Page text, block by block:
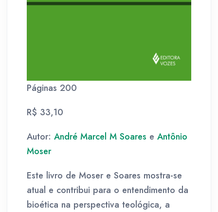
Páginas 200
R$ 33,10
Autor: André Marcel M Soares e Antônio
Moser
Este livro de Moser e Soares mostra-se
atual e contribui para o entendimento da
bioética na perspectiva teológica, a